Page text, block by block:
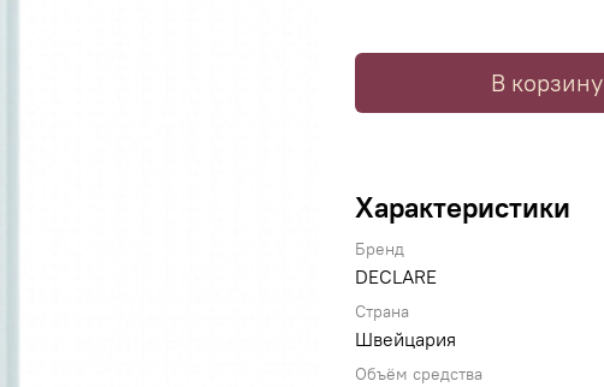
В корзину
Характеристики
Бренд
DECLARE
Страна
Швейцария
Объём средства